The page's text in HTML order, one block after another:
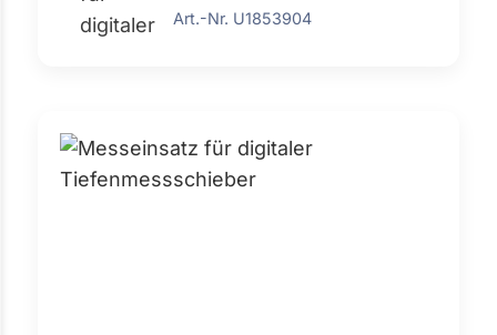
Art.-Nr. U1853904